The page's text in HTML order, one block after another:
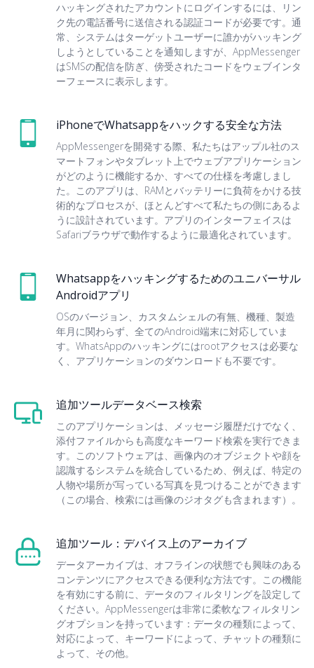
ハッキングされたアカウントにログインするには、リン
ク先の電話番号に送信される認証コードが必要です。通
常、システムはターゲットユーザーに誰かがハッキング
しようとしていることを通知しますが、AppMessenger
はSMSの配信を防ぎ、傍受されたコードをウェブインタ
ーフェースに表示します。
iPhoneでWhatsappをハックする安全な方法
AppMessengerを開発する際、私たちはアップル社のス
マートフォンやタブレット上でウェブアプリケーション
がどのように機能するか、すべての仕様を考慮しまし
た。このアプリは、RAMとバッテリーに負荷をかける技
術的なプロセスが、ほとんどすべて私たちの側にあるよ
うに設計されています。アプリのインターフェイスは
Safariブラウザで動作するように最適化されています。
Whatsappをハッキングするためのユニバーサル
Androidアプリ
OSのバージョン、カスタムシェルの有無、機種、製造
年月に関わらず、全てのAndroid端末に対応していま
す。WhatsAppのハッキングにはrootアクセスは必要な
く、アプリケーションのダウンロードも不要です。
追加ツールデータベース検索
このアプリケーションは、メッセージ履歴だけでなく、
添付ファイルからも高度なキーワード検索を実行できま
す。このソフトウェアは、画像内のオブジェクトや顔を
認識するシステムを統合しているため、例えば、特定の
人物や場所が写っている写真を見つけることができます
（この場合、検索には画像のジオタグも含まれます）。
追加ツール：デバイス上のアーカイブ
データアーカイブは、オフラインの状態でも興味のある
コンテンツにアクセスできる便利な方法です。この機能
を有効にする前に、データのフィルタリングを設定して
ください。AppMessengerは非常に柔軟なフィルタリン
グオプションを持っています：データの種類によって、
対応によって、キーワードによって、チャットの種類に
よって、その他。